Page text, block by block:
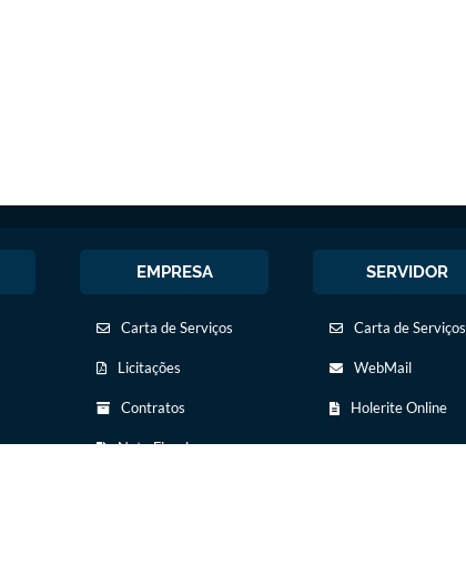
EMPRESA
Carta de Serviços
Licitações
Contratos
Nota Fiscal
SERVIDOR
Carta de Serviços
WebMail
Holerite Online